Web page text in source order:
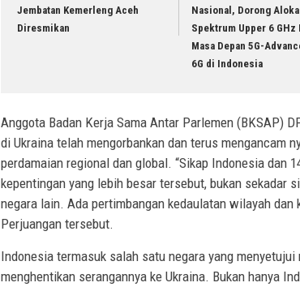
Jembatan Kemerleng Aceh
Diresmikan
Nasional, Dorong
Spektrum Upper 6 GHz
Masa Depan 5G-
6G di Indonesia
Anggota Badan Kerja Sama Antar Parlemen (BKSAP)
di Ukraina telah mengorbankan dan terus mengancam
perdamaian regional dan global. “Sikap Indonesia dan
kepentingan yang lebih besar tersebut, bukan sekadar
negara lain. Ada pertimbangan kedaulatan wilayah
Perjuangan tersebut.
Indonesia termasuk salah satu negara yang
menghentikan serangannya ke Ukraina. Bukan hanya